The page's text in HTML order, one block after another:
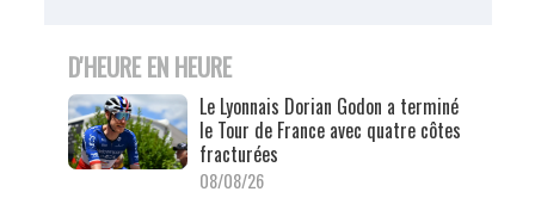
D'HEURE EN HEURE
Le Lyonnais Dorian Godon a terminé
le Tour de France avec quatre côtes
fracturées
08/08/26